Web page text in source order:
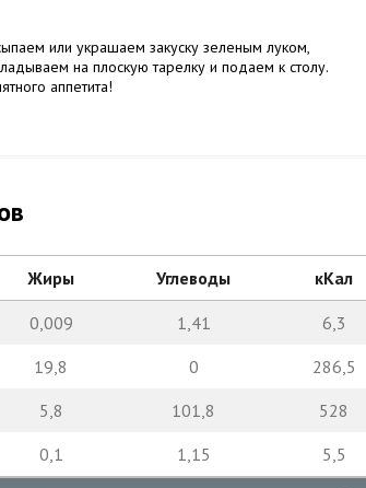
или украшаем закуску зеленым луком,
на плоскую тарелку и подаем к столу.
аппетита!
Жиры Углеводы кКал
0,009 1,41
6,3
19,8 0
286,5
5,8 101,8
528
0,1 1,15 5,5